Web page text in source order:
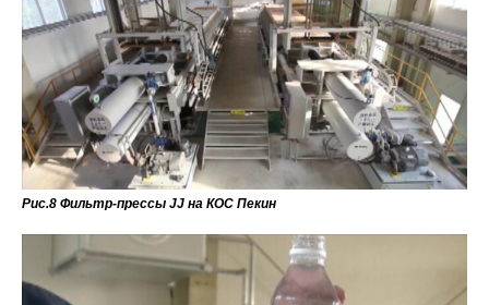
Рис.8 Фильтр-прессы JJ на КОС Пекин